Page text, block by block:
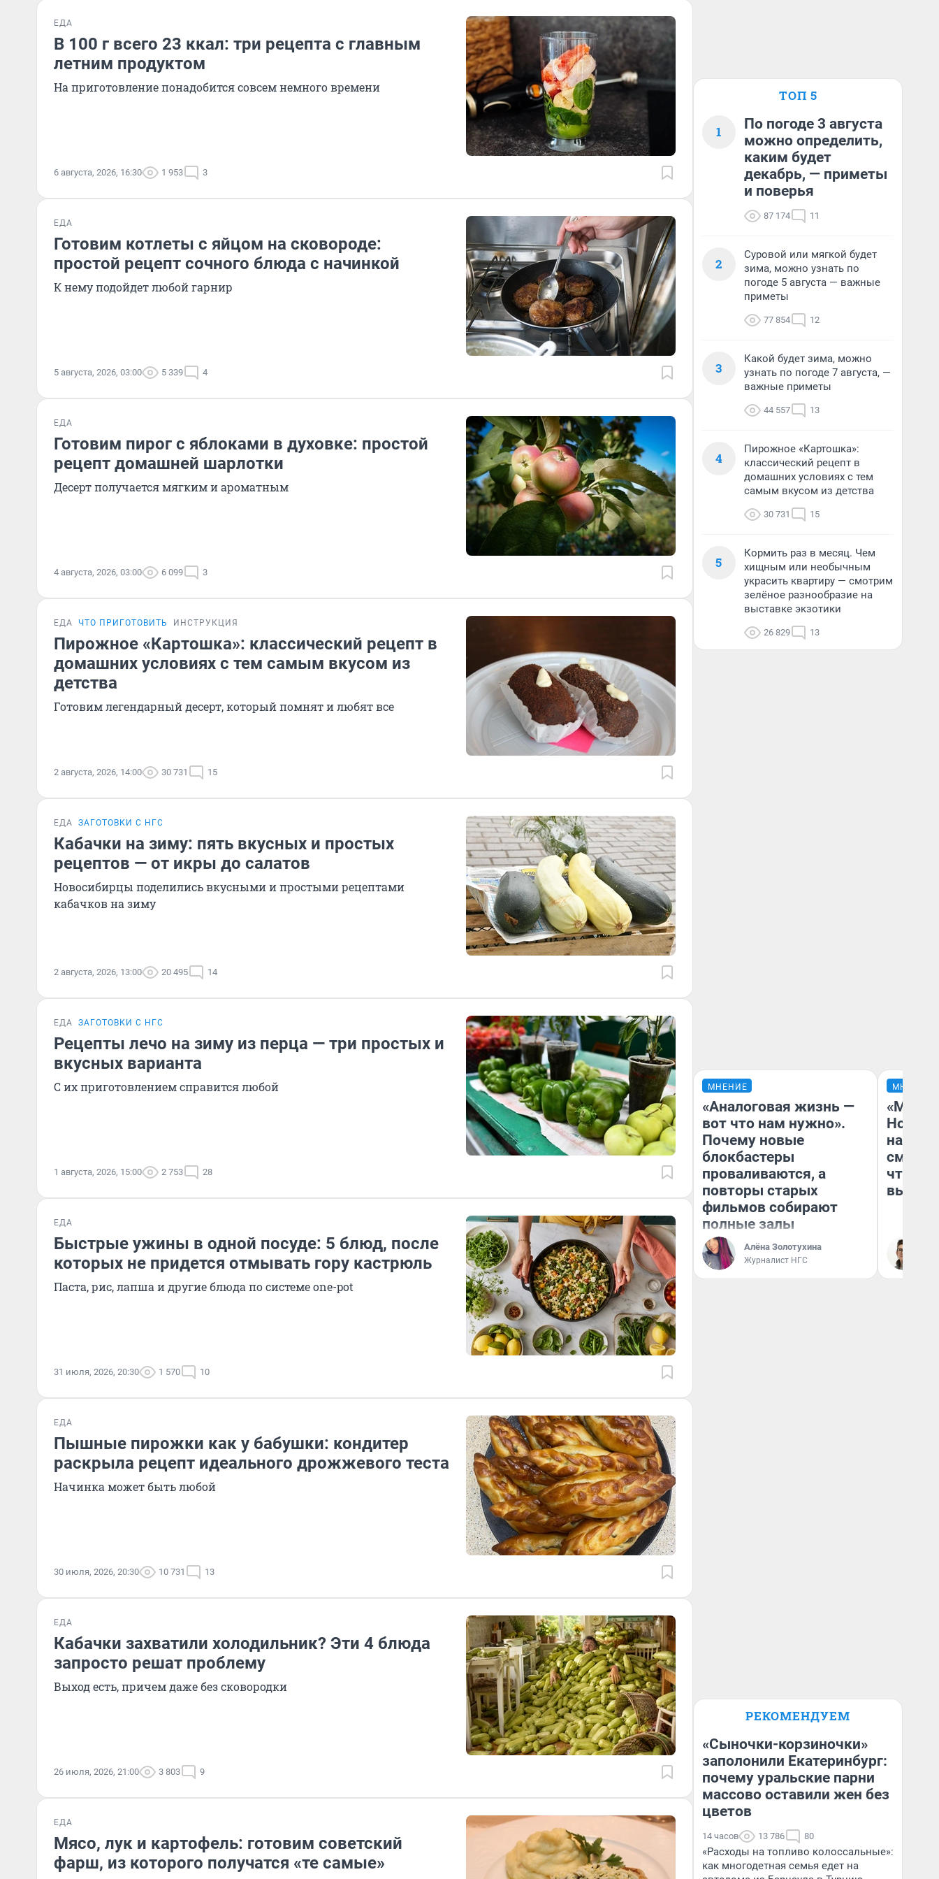
ЕДА
В 100 г всего 23 ккал: три рецепта с главным
летним продуктом
На приготовление понадобится совсем немного времени
6 августа, 2026, 16:30 1 953 3
ЕДА
Готовим котлеты с яйцом на сковороде:
простой рецепт сочного блюда с начинкой
К нему подойдет любой гарнир
5 августа, 2026, 03:00 5 339 4
ЕДА
Готовим пирог с яблоками в духовке: простой
рецепт домашней шарлотки
Десерт получается мягким и ароматным
4 августа, 2026, 03:00 6 099 3
ЕДА ЧТО ПРИГОТОВИТЬ ИНСТРУКЦИЯ
Пирожное «Картошка»: классический рецепт в
домашних условиях с тем самым вкусом из
детства
Готовим легендарный десерт, который помнят и любят все
2 августа, 2026, 14:00 30 731 15
ЕДА ЗАГОТОВКИ С НГС
Кабачки на зиму: пять вкусных и простых
рецептов — от икры до салатов
Новосибирцы поделились вкусными и простыми рецептами
кабачков на зиму
2 августа, 2026, 13:00 20 495 14
ЕДА ЗАГОТОВКИ С НГС
Рецепты лечо на зиму из перца — три простых и
вкусных варианта
С их приготовлением справится любой
1 августа, 2026, 15:00 2 753 28
ЕДА
Быстрые ужины в одной посуде: 5 блюд, после
которых не придется отмывать гору кастрюль
Паста, рис, лапша и другие блюда по системе one-pot
31 июля, 2026, 20:30 1 570 10
ЕДА
Пышные пирожки как у бабушки: кондитер
раскрыла рецепт идеального дрожжевого теста
Начинка может быть любой
30 июля, 2026, 20:30 10 731 13
ЕДА
Кабачки захватили холодильник? Эти 4 блюда
запросто решат проблему
Выход есть, причем даже без сковородки
26 июля, 2026, 21:00 3 803 9
ЕДА
Мясо, лук и картофель: готовим советский
фарш, из которого получатся «те самые»
ТОП 5
1
По погоде 3 августа
можно определить,
каким будет
декабрь, — приметы
и поверья
87 174 11
2
Суровой или мягкой будет
зима, можно узнать по
погоде 5 августа — важные
приметы
77 854 12
3
Какой будет зима, можно
узнать по погоде 7 августа, —
важные приметы
44 557 13
4
Пирожное «Картошка»:
классический рецепт в
домашних условиях с тем
самым вкусом из детства
30 731 15
5
Кормить раз в месяц. Чем
хищным или необычным
украсить квартиру — смотрим
зелёное разнообразие на
выставке экзотики
26 829 13
МНЕНИЕ
«Аналоговая жизнь —
вот что нам нужно».
Почему новые
блокбастеры
проваливаются, а
повторы старых
фильмов собирают
полные залы
Алёна Золотухина
Журналист НГС
МНЕНИЕ
«Мы
чтобы
РЕКОМЕНДУЕМ
«Сыночки-корзиночки»
заполонили Екатеринбург:
почему уральские парни
массово оставили жен без
цветов
14 часов 13 786 80
«Расходы на топливо колоссальные»:
как многодетная семья едет на